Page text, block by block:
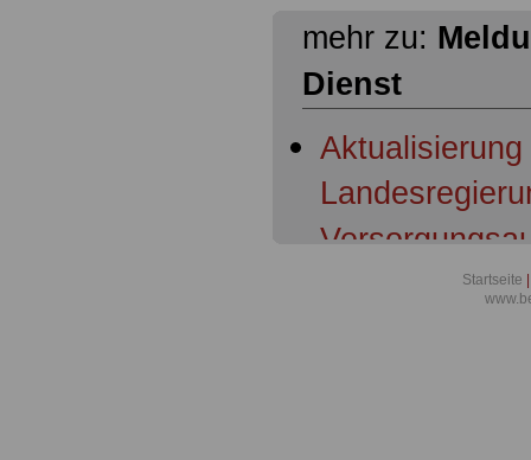
mehr zu:
Dienst
Richter und
Startseite